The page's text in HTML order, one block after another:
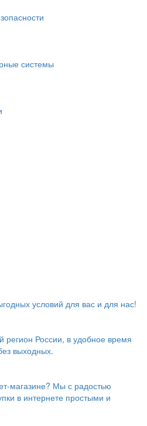
системы
условий для вас и для нас!
регион России, в удобное время
выходных.
магазине? Мы с радостью
в интернете простыми и